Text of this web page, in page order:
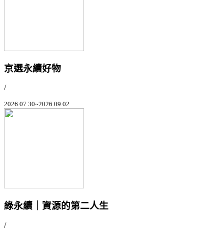
京選永續好物
/
2026.07.30~2026.09.02
綠永續｜資源的第二人生
/